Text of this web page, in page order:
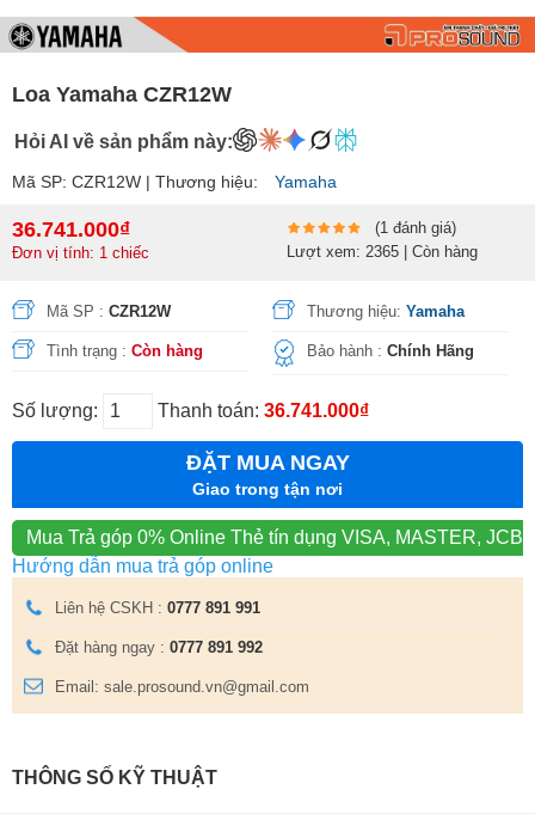
Loa Yamaha CZR12W
Hỏi AI về sản phẩm này:
Mã SP: CZR12W | Thương hiệu: Yamaha
36.741.000₫
Đơn vị tính: 1 chiếc
(1 đánh giá)
Lượt xem: 2365 | Còn hàng
Mã SP : CZR12W Thương hiệu:Yamaha
Tình trạng : Còn hàng Bảo hành :Chính Hãng
Số lượng: Thanh toán: 36.741.000₫
ĐẶT MUA NGAY
Giao trong tận nơi
Mua Trả góp 0% Online Thẻ tín dụng VISA, MASTER, JCB
Hướng dẫn mua trả góp online
Liên hệ CSKH : 0777 891 991
Đặt hàng ngay : 0777 891 992
Email: sale.prosound.vn@gmail.com
THÔNG SỐ KỸ THUẬT